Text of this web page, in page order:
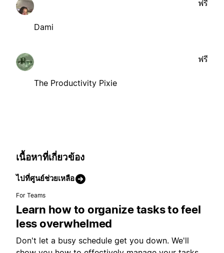
Dami
ฟรี
The Productivity Pixie
ฟรี
เนื้อหาที่เกี่ยวข้อง
ไปที่ศูนย์ช่วยเหลือ
For Teams
Learn how to organize tasks to feel
less overwhelmed
Don't let a busy schedule get you down. We'll